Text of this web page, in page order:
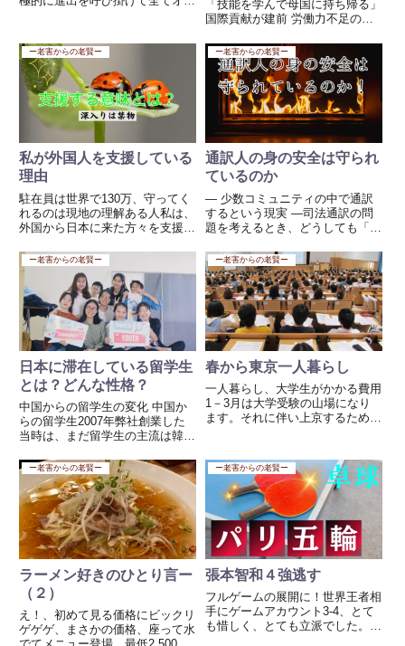
本よどうなっているんだ！！まそ
れはそれでも今日は、シュエダゴ
ンバコダの先端にある宝石の塊を
観...
「技能を学んで母国に持ち帰る」
国際貢献が建前 労働力不足の補
（実態は労働力になっている）在
留期間 最長 5年（職種による）
対象職種 農業、漁業、建設、食
品加工、繊維、介護など 85...
ー老害からの老賢ー
私が外国人を支援している
理由
駐在員は世界で130万、守ってく
れるのは現地の理解ある人私は、
外国から日本に来た方々を支援す
った際に、日本人駐在員に対して
親切に接してくれることを期待し
て活動をしています。現在、130
万人もの日本人が海外で働い...
ー老害からの老賢ー
通訳人の身の安全は守られ
ているのか
― 少数コミュニティの中で通訳
するという現実 ―司法通訳の問
題を考えるとき、どうしても「通
い」という話に目が向きがちで
す。しかし、もう一つ大きな問題
があります。それは、通訳人の身
の安全です。刑事事件の通訳で
は、...
ー老害からの老賢ー
日本に滞在している留学生
とは？どんな性格？
中国からの留学生の変化 中国か
らの留学生2007年弊社創業した
当時は、まだ留学生の主流は韓国
経済的にまだまだ他のアジアから
の学生は来れる状態ではなく、受
け入れ側の日本もビザを多く発行
していませんでした。留学生寮...
ー老害からの老賢ー
春から東京一人暮らし
一人暮らし、大学生がかかる費用
1－3月は大学受験の山場になり
ます。それに伴い上京するための
たちの費用がばかにならないくら
い高い、大きく家計への負担とな
る。 「令和3年度教育費負担の...
ー老害からの老賢ー
ラーメン好きのひとり言ー
（２）
え！、初めて見る価格にビックリ
ゲゲゲ、まさかの価格、座って水
ー老害からの老賢ー
張本智和４強逃す
フルゲームの展開に！世界王者相
手にゲームアカウント3-4、とて
も惜しく、とても立派でした。子